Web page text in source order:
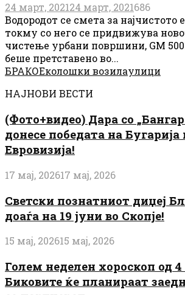
24 март, 202124 март, 2021686
Водородот се смета за најчистото
токму со него се придвижува
чистење урбани површини, GM
беше претставено во...
БРАКОЕколошки возилаулици
НАЈНОВИ ВЕСТИ
(Фото+видео) Дара со
донесе победата на Бугарија
Евровизија!
17 мај, 202617 мај, 2026
Светски познатниот диџеј
доаѓа на 19 јуни во Скопје!
15 мај, 202615 мај, 2026
Голем неделен хороскоп од 4
Биковите ќе планираат